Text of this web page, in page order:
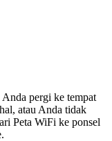
pergi ke tempat
atau Anda tidak
Peta WiFi ke ponsel